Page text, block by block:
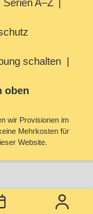
Serien A–Z
schalten
oben
wir Provisionen im
Mehrkosten für
Website.